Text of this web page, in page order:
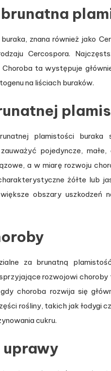
znana również jako
Cercospora.
ta występuje
na liściach buraków.
plamistości
pojedyncze,
a w miarę rozwoju
żółte lub
obszary uszkodzeń
za brunatną
rozwojowi
choroba rozwija się
rośliny, takich jak łodygi
cukru.